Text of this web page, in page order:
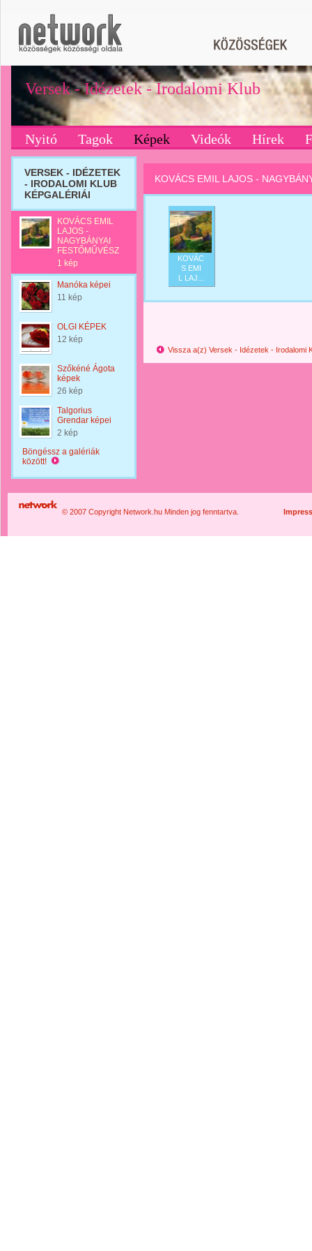
Versek - Idézetek - Irodalomi Klub
Nyitó Tagok Képek Videók Hírek
VERSEK - IDÉZETEK
- IRODALOMI KLUB
KÉPGALÉRIÁI
KOVÁCS EMIL
LAJOS -
NAGYBÁNYAI
FESTŐMŰVÉSZ
1 kép
Manóka képei
11 kép
OLGI KÉPEK
12 kép
Szőkéné Ágota
képek
26 kép
Talgorius
Grendar képei
2 kép
Böngéssz a galériák
között!
KOVÁCS EMIL LAJOS -
KOVÁC
S EMI
L LAJ...
Vissza a(z) Versek - Idézetek - Irodalomi
© 2007 Copyright Network.hu Minden jog fenntartva.